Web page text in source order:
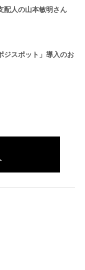
配人の山本敏明さん
ジスポット」導入のお